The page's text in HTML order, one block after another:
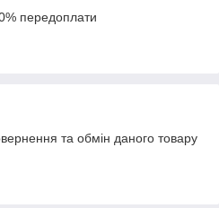
передоплати
та обмін даного товару